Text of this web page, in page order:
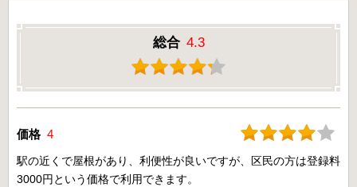
総合 4.3
価格 4
駅の近くで屋根があり、利便性が良いですが、区民の方は登録料
3000円という価格で利用できます。